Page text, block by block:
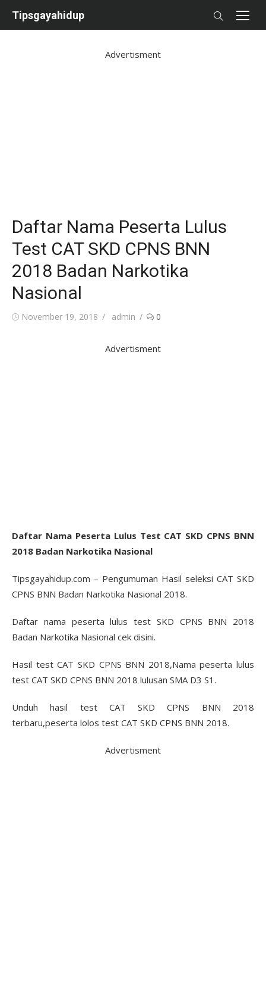
Tipsgayahidup
Advertisment
Daftar Nama Peserta Lulus
Test CAT SKD CPNS BNN
2018 Badan Narkotika
Nasional
Posted
November 19, 2018 Author
admin 0
Advertisment
Daftar Nama Peserta Lulus Test CAT SKD CPNS BNN
2018 Badan Narkotika Nasional
Tipsgayahidup.com – Pengumuman Hasil seleksi CAT SKD
CPNS BNN Badan Narkotika Nasional 2018.
Daftar nama peserta lulus test SKD CPNS BNN 2018
Badan Narkotika Nasional cek disini.
Hasil test CAT SKD CPNS BNN 2018,Nama peserta lulus
test CAT SKD CPNS BNN 2018 lulusan SMA D3 S1.
Unduh hasil test CAT SKD CPNS BNN 2018
terbaru,peserta lolos test CAT SKD CPNS BNN 2018.
Advertisment